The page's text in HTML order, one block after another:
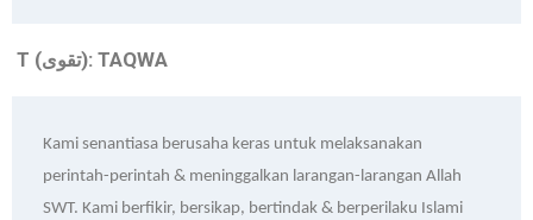
T (تقوى): TAQWA
Kami senantiasa berusaha keras untuk melaksanakan
perintah-perintah & meninggalkan larangan-larangan Allah
SWT. Kami berfikir, bersikap, bertindak & berperilaku Islami